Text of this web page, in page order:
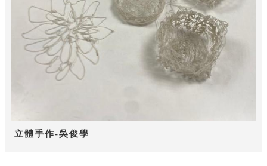
立體手作-吳俊學